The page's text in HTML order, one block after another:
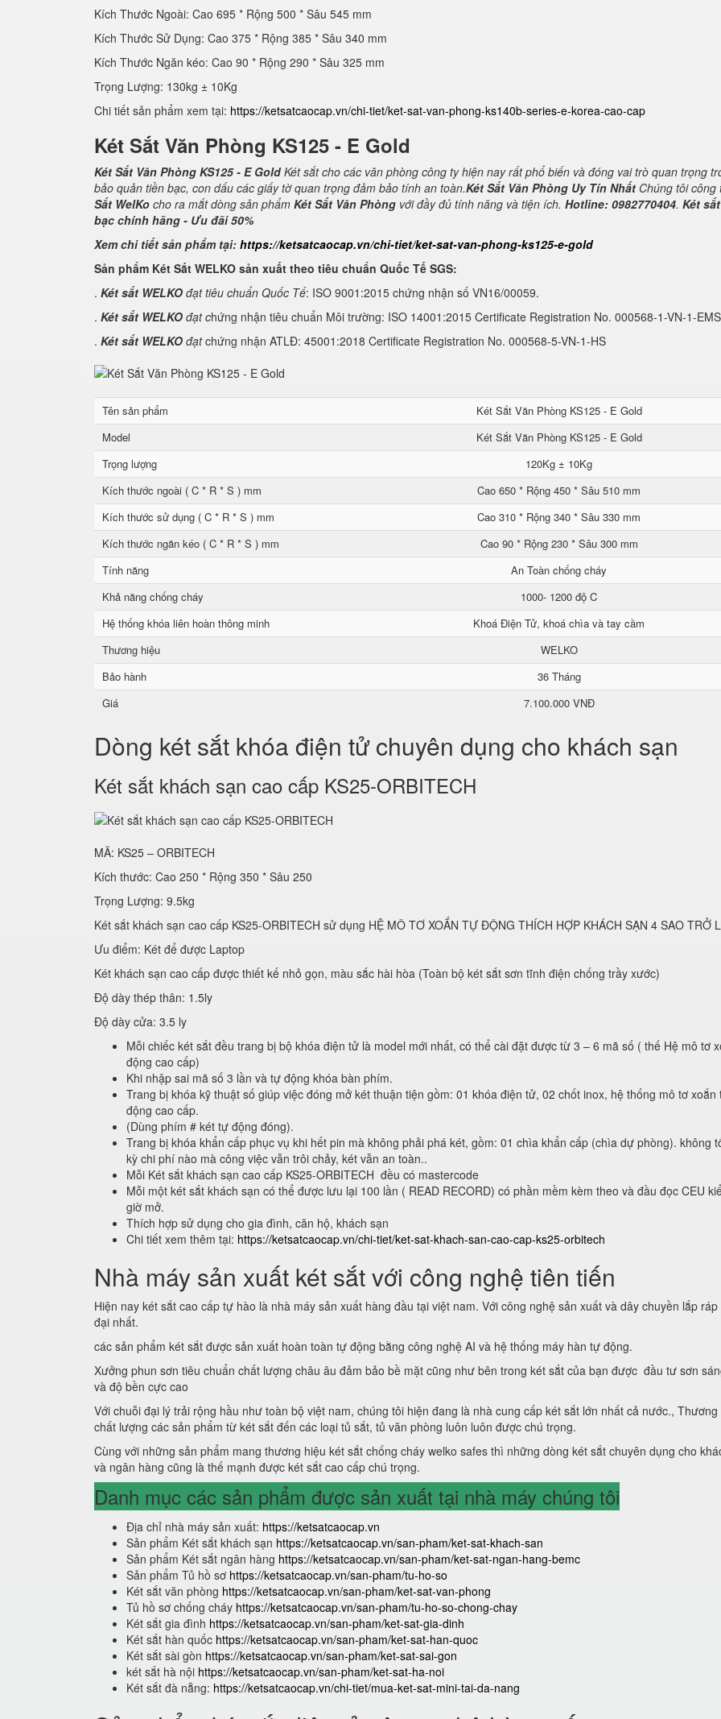
Kích Thước Ngoài: Cao 695 * Rộng 500 * Sâu 545 mm
Kích Thước Sử Dụng: Cao 375 * Rộng 385 * Sâu 340 mm
Kích Thước Ngăn kéo: Cao 90 * Rộng 290 * Sâu 325 mm
Trọng Lượng: 130kg ± 10Kg
Chi tiết sản phẩm xem tại: https://ketsatcaocap.vn/chi-tiet/ket-sat-van-phong-ks140b-series-e-korea-cao-cap
Két Sắt Văn Phòng KS125 - E Gold
Két Sắt Văn Phòng KS125 - E GoldKét sắt cho các văn phòng công ty hiện nay rất phổ biến và đóng vai trò quan trọng
bảo quản tiền bạc, con dấu các giấy tờ quan trọng đảm bảo tính an toàn.Két Sắt Văn Phòng Uy Tín Nhất Chúng tôi
Sắt WelKo cho ra mắt dòng sản phẩm Két Sắt Văn Phòng với đầy đủ tính năng và tiện ích. Hotline: 0982770404. Két
bạc chính hãng - Ưu đãi 50%
Xem chi tiết sản phẩm tại: https://ketsatcaocap.vn/chi-tiet/ket-sat-van-phong-ks125-e-gold
Sản phẩm Két Sắt WELKO sản xuất theo tiêu chuẩn Quốc Tế SGS:
. Két sắt WELKO đạt tiêu chuẩn Quốc Tế: ISO 9001:2015 chứng nhận số VN16/00059.
. Két sắt WELKO đạt chứng nhận tiêu chuẩn Môi trường: ISO 14001:2015 Certificate Registration No. 000568-1-VN-1-EMS
. Két sắt WELKO đạtchứng nhận ATLĐ: 45001:2018 Certificate Registration No. 000568-5-VN-1-HS
Tên sản phẩm
Két Sắt Văn Phòng KS125 - E Gold
Model
Két Sắt Văn Phòng KS125 - E Gold
Trọng lượng
120Kg ± 10Kg
Kích thước ngoài ( C * R * S ) mm
Cao 650 * Rộng 450 * Sâu 510 mm
Kích thước sử dụng ( C * R * S ) mm
Cao 310 * Rộng 340 * Sâu 330 mm
Kích thước ngăn kéo ( C * R * S ) mm
Cao 90 * Rộng 230 * Sâu 300 mm
Tính năng
An Toàn chống cháy
Khả năng chống cháy
1000- 1200 độ C
Hệ thống khóa liên hoàn thông minh
Khoá Điện Tử, khoá chìa và tay cầm
Thương hiệu
WELKO
Bảo hành
36 Tháng
Giá
7.100.000 VNĐ
Dòng két sắt khóa điện tử chuyên dụng cho khách sạn
Két sắt khách sạn cao cấp KS25-ORBITECH
MÃ: KS25 – ORBITECH
Kích thước: Cao 250 * Rộng 350 * Sâu 250
Trọng Lượng: 9.5kg
Két sắt khách sạn cao cấp KS25-ORBITECH sử dụng HỆ MÔ TƠ XOẮN TỰ ĐỘNG THÍCH HỢP KHÁCH SẠN 4 SAO TRỞ
Ưu điểm: Két để được Laptop
Két khách sạn cao cấp được thiết kế nhỏ gọn, màu sắc hài hòa (Toàn bộ két sắt sơn tĩnh điện chống trầy xước)
Độ dày thép thân: 1.5ly
Độ dày cửa: 3.5 ly
Mỗi chiếc két sắt đều trang bị bộ khóa điện tử là model mới nhất, có thể cài đặt được từ 3 – 6 mã số ( thế Hệ mô tơ
động cao cấp)
Khi nhập sai mã số 3 lần và tự động khóa bàn phím.
Trang bị khóa kỹ thuật số giúp việc đóng mở két thuận tiện gồm: 01 khóa điện tử, 02 chốt inox, hệ thống mô tơ xoắn
động cao cấp.
(Dùng phím # két tự động đóng).
Trang bị khóa khẩn cấp phục vụ khi hết pin mà không phải phá két, gồm: 01 chìa khẩn cấp (chìa dự phòng). không
kỳ chi phí nào mà công việc vẫn trôi chảy, két vẫn an toàn..
Mỗi Két sắt khách sạn cao cấp KS25-ORBITECH đều có mastercode
Mỗi một két sắt khách sạn có thể được lưu lại 100 lần ( READ RECORD) có phần mềm kèm theo và đầu đọc CEU
giờ mở.
Thích hợp sử dụng cho gia đình, căn hộ, khách sạn
Chi tiết xem thêm tại: https://ketsatcaocap.vn/chi-tiet/ket-sat-khach-san-cao-cap-ks25-orbitech
Nhà máy sản xuất két sắt với công nghệ tiên tiến
Hiện nay két sắt cao cấp tự hào là nhà máy sản xuất hàng đầu tại việt nam. Với công nghệ sản xuất và dây chuyền lắp ráp
đại nhất.
các sản phẩm két sắt được sản xuất hoàn toàn tự động bằng công nghệ AI và hệ thống máy hàn tự động.
Xưởng phun sơn tiêu chuẩn chất lượng châu âu đảm bảo bề mặt cũng như bên trong két sắt của bạn được đầu tư sơn
và độ bền cực cao
Với chuỗi đại lý trải rộng hầu như toàn bộ việt nam, chúng tôi hiện đang là nhà cung cấp két sắt lớn nhất cả nước., Thương
chất lượng các sản phẩm từ két sắt đến các loại tủ sắt, tủ văn phòng luôn luôn được chú trọng.
Cùng với những sản phẩm mang thương hiệu két sắt chống cháy welko safes thì những dòng két sắt chuyên dụng cho
và ngân hàng cũng là thế mạnh được két sắt cao cấp chú trọng.
Danh mục các sản phẩm được sản xuất tại nhà máy chúng tôi
Địa chỉ nhà máy sản xuất: https://ketsatcaocap.vn
Sản phẩm Két sắt khách sạn https://ketsatcaocap.vn/san-pham/ket-sat-khach-san
Sản phẩm Két sắt ngân hàng https://ketsatcaocap.vn/san-pham/ket-sat-ngan-hang-bemc
Sản phẩm Tủ hồ sơ https://ketsatcaocap.vn/san-pham/tu-ho-so
Két sắt văn phòng https://ketsatcaocap.vn/san-pham/ket-sat-van-phong
Tủ hồ sơ chống cháy https://ketsatcaocap.vn/san-pham/tu-ho-so-chong-chay
Két sắt gia đình https://ketsatcaocap.vn/san-pham/ket-sat-gia-dinh
Két sắt hàn quốc https://ketsatcaocap.vn/san-pham/ket-sat-han-quoc
Két sắt sài gòn https://ketsatcaocap.vn/san-pham/ket-sat-sai-gon
két sắt hà nội https://ketsatcaocap.vn/san-pham/ket-sat-ha-noi
Két sắt đà nẵng: https://ketsatcaocap.vn/chi-tiet/mua-ket-sat-mini-tai-da-nang